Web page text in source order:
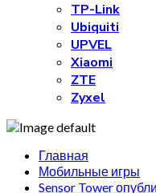
TP-Link
Ubiquiti
UPVEL
Xiaomi
ZTE
Zyxel
Главная
Мобильные игры
Sensor Tower